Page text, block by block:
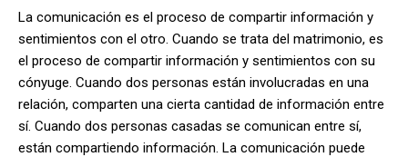
La comunicación es el proceso de compartir información y
sentimientos con el otro. Cuando se trata del matrimonio, es
el proceso de compartir información y sentimientos con su
cónyuge. Cuando dos personas están involucradas en una
relación, comparten una cierta cantidad de información entre
sí. Cuando dos personas casadas se comunican entre sí,
están compartiendo información. La comunicación puede